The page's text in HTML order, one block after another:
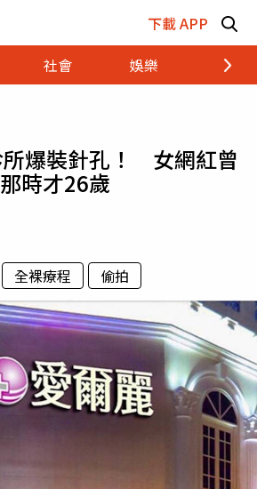
下載 APP
社會 娛樂 財經
爆裝針孔！ 女網紅曾
時才26歲
全裸療程 偷拍